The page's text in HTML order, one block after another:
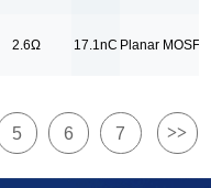
2.6Ω 17.1nC Planar
5 6 7 >>